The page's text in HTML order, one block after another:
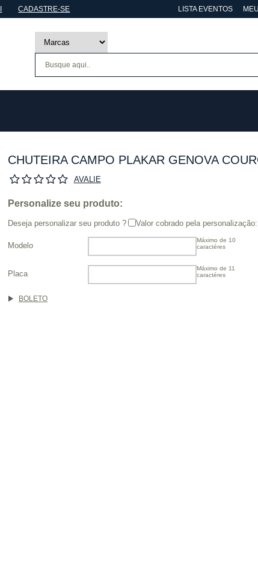
CADASTRE-SE LISTA EVENTOS
CHUTEIRA CAMPO PLAKAR GENOVA
AVALIE
Personalize seu produto:
Deseja personalizar seu produto ?
Modelo
Máximo de 10
caractéres
Placa
Máximo de 11
caractéres
Valor cobrado pela personalização:
BOLETO